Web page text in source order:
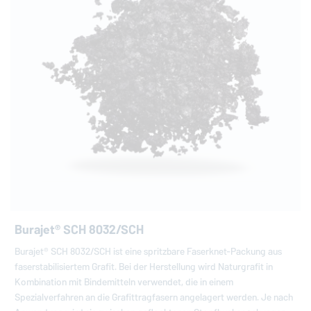
Burajet® SCH 8032/SCH
Burajet® SCH 8032/SCH ist eine spritzbare Faserknet-Packung aus
faserstabilisiertem Grafit. Bei der Herstellung wird Naturgrafit in
Kombination mit Bindemitteln verwendet, die in einem
Spezialverfahren an die Grafittragfasern angelagert werden. Je nach